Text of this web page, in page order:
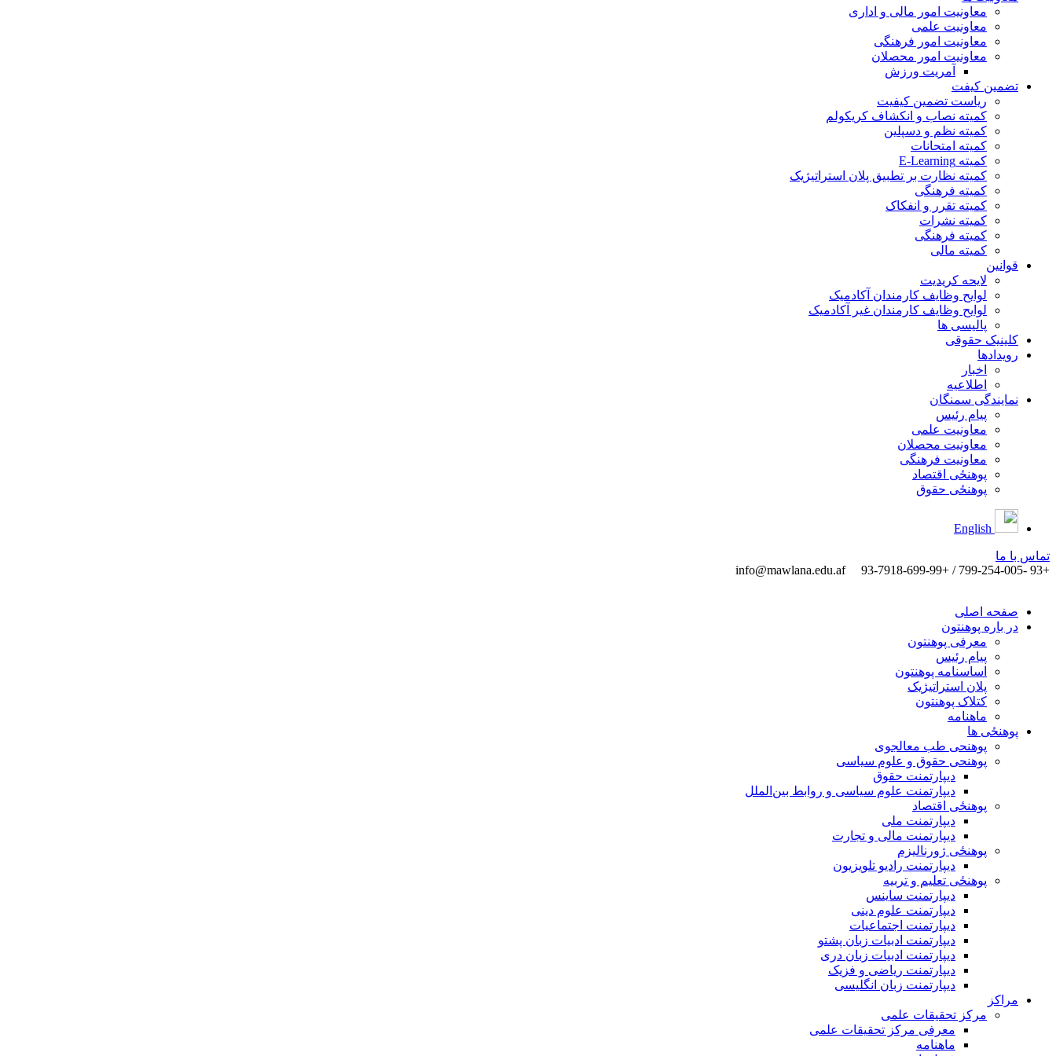
معاونیت امور مالی و اداری
معاونیت علمی
معاونیت امور فرهنگی
معاونیت امور محصلان
آمریت ورزش
تضمین کیفت
ریاست تضمین کیفیت
کمیته نصاب و انکشاف کریکولم
کمیته نظم و دسپلین
کمیته امتحانات
کمیته E-Learning
کمیته نظارت بر تطبیق پلان استراتیژیک
کمیته فرهنگی
کمیته تقرر و انفکاک
کمیته نشرات
کمیته فرهنگی
کمیته مالی
قوانین
لایحه کریدیت
لوایح وظایف کارمندان آکادمیک
لوایح وظایف کارمندان غیر آکادمیک
پالیسی ها
کلینیک حقوقی
رویدادها
اخبار
اطلاعیه
نمایندگی سمنگان
پیام رئیس
معاونیت علمی
معاونیت محصلان
معاونیت فرهنگی
پوهنځی اقتصاد
پوهنځی حقوق
تماس ‌با ‌ما
+93 -799-254-005 / +93-7918-699-99
info@mawlana.edu.af
صفحه اصلی
در باره پوهنتون
معرفی پوهنتون
پیام رئیس
اساسنامه پوهنتون
پلان استراتیژیک
کتلاک پوهنتون
ماهنامه
پوهنځی ها
پوهنحی طب معالجوی
پوهنحی حقوق و علوم سیاسی
دیپارتمنت حقوق
دیپارتمنت علوم سیاسی و روابط بین‌الملل
پوهنځی اقتصاد
دیپارتمنت ملی
دیپارتمنت مالی و تجارت
پوهنځی ژورنالیزم
دیپارتمنت رادیو تلویزیون
پوهنځی تعلیم و تربیه
دیپارتمنت ساینس
دیپارتمنت علوم دینی
دیپارتمنت اجتماعیات
دیپارتمنت ادبیات زبان پشتو
دیپارتمنت ادبیات زبان دری
دیپارتمنت ریاضی و فزیک
دیپارتمنت زبان انگلیسی
مراکز
مرکز تحقیقات علمی
معرفی مرکز تحقیقات علمی
ماهنامه